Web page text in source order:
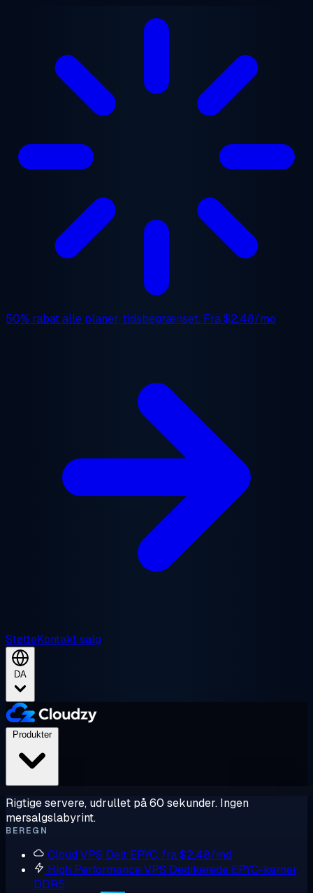
50% rabatalle planer, tidsbegrænset. Fra$2.48/mo
StøtteKontakt salg
DA
Produkter
Rigtige servere, udrullet på 60 sekunder. Ingen
mersalgslabyrint.
BEREGN
Cloud VPS Delt EPYC, fra $2,48/md
High Performance VPS Dedikerede EPYC-kerner,
DDR5